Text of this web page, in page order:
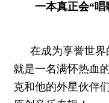
一本真正会“唱
在成为享誉世界
就是一名满怀热血
克和他的外星伙伴